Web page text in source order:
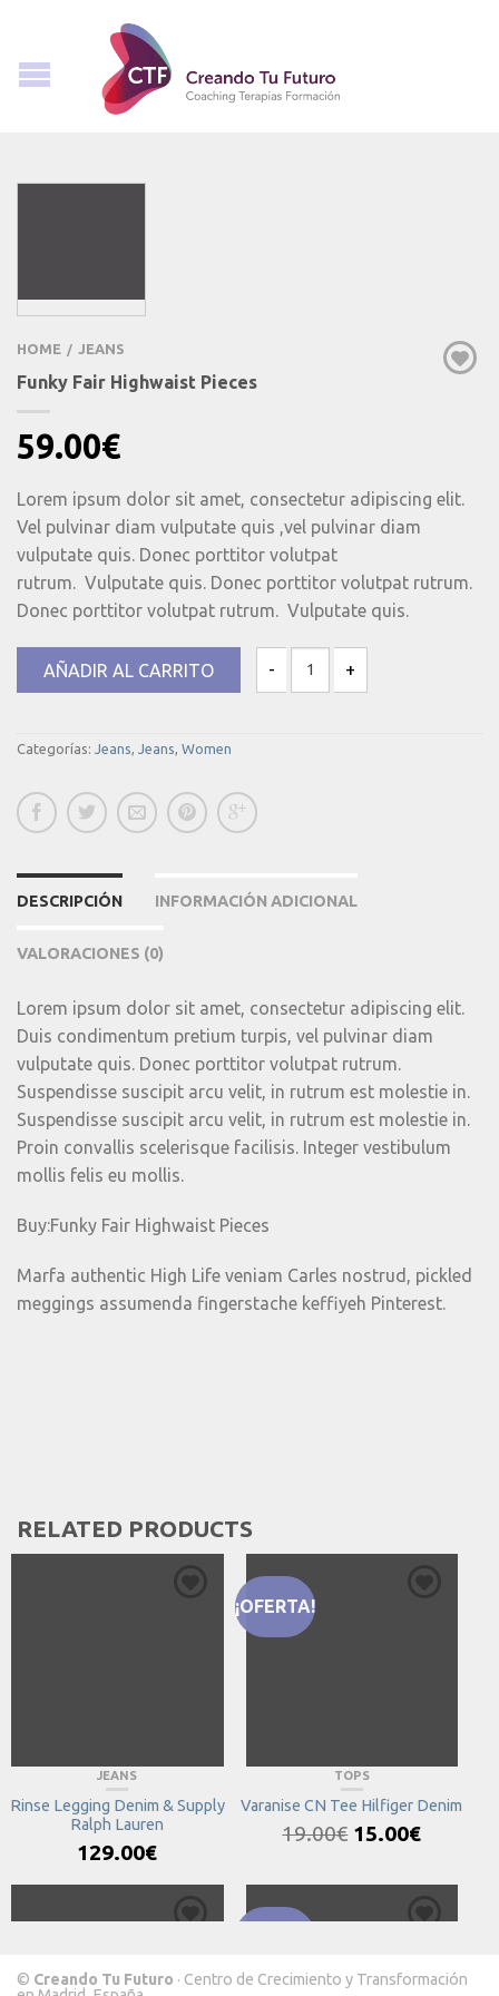
HOME / JEANS
Funky Fair Highwaist Pieces
59.00€
Lorem ipsum dolor sit amet, consectetur adipiscing elit.
Vel pulvinar diam vulputate quis ,vel pulvinar diam
vulputate quis. Donec porttitor volutpat
rutrum. Vulputate quis. Donec porttitor volutpat rutrum.
Donec porttitor volutpat rutrum. Vulputate quis.
AÑADIR AL CARRITO
Categorías: Jeans, Jeans, Women
DESCRIPCIÓN INFORMACIÓN ADICIONAL
VALORACIONES (0)
Lorem ipsum dolor sit amet, consectetur adipiscing elit.
Duis condimentum pretium turpis, vel pulvinar diam
vulputate quis. Donec porttitor volutpat rutrum.
Suspendisse suscipit arcu velit, in rutrum est molestie in.
Suspendisse suscipit arcu velit, in rutrum est molestie in.
Proin convallis scelerisque facilisis. Integer vestibulum
mollis felis eu mollis.
Buy:Funky Fair Highwaist Pieces
Marfa authentic High Life veniam Carles nostrud, pickled
meggings assumenda fingerstache keffiyeh Pinterest.
RELATED PRODUCTS
JEANS
Rinse Legging Denim & Supply
Ralph Lauren
129.00€
TOPS
Varanise CN Tee Hilfiger Denim
19.00€ Original
15.00€Current
¡OFERTA!
© Creando Tu Futuro · Centro de Crecimiento y Transformación